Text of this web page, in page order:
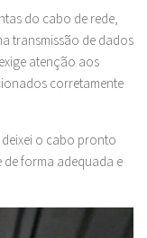
do cabo de rede,
transmissão de dados
atenção aos
corretamente
o cabo pronto
forma adequada e